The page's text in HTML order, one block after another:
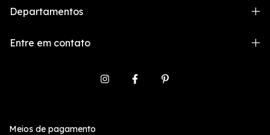
Departamentos
Entre em contato
Meios de pagamento